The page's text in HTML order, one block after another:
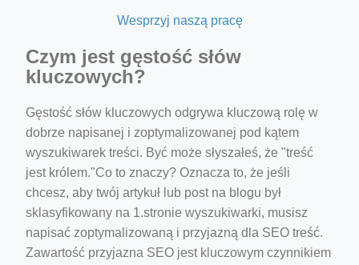
detail/이신우
Wesprzyj naszą pracę
Czym jest gęstość słów
kluczowych?
Gęstość słów kluczowych odgrywa kluczową rolę w
dobrze napisanej i zoptymalizowanej pod kątem
wyszukiwarek treści. Być może słyszałeś, że "treść
jest królem."Co to znaczy? Oznacza to, że jeśli
chcesz, aby twój artykuł lub post na blogu był
sklasyfikowany na 1.stronie wyszukiwarki, musisz
napisać zoptymalizowaną i przyjazną dla SEO treść.
Zawartość przyjazna SEO jest kluczowym czynnikiem